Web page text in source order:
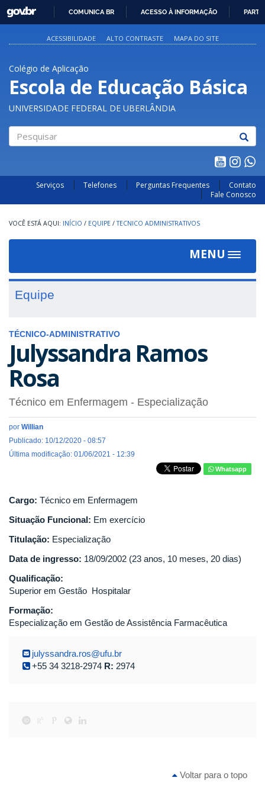
PARA
O
GOVBR
COMUNICA BR ACESSO À INFORMAÇÃO
ACESSIBILIDADE ALTO CONTRASTE MAPA DO SITE
Colégio de Aplicação
Escola de Educação Básica
UNIVERSIDADE FEDERAL DE UBERLÂNDIA
Serviços Telefones Perguntas Frequentes
Contato
Fale Conosco
INÍCIO / EQUIPE / TECNICO ADMINISTRATIVOS
MENU
Toggle
Equipe
TÉCNICO-ADMINISTRATIVO
Julyssandra Ramos
Rosa
Técnico em Enfermagem - Especialização
por Willian
Publicado: 10/12/2020 - 08:57
Última modificação: 01/06/2021 - 12:39
Whatsapp
Cargo: Técnico em Enfermagem
Situação Funcional: Em exercício
Titulação: Especialização
Data de ingresso: 18/09/2002 (23 anos, 10 meses, 20 dias)
Qualificação:
Superior em Gestão Hospitalar
Formação:
Especialização em Gestão de Assistência Farmacêutica
julyssandra.ros@ufu.br
+55 34 3218-2974 R: 2974
Voltar para o topo